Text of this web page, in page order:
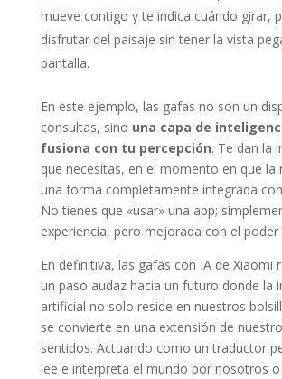
mueve contigo y te indica cuándo girar,
disfrutar del paisaje sin tener la vista
pantalla.
En este ejemplo, las gafas no son un
consultas, sino una capa de
fusiona con tu percepción. Te dan la
que necesitas, en el momento en que la
una forma completamente integrada
No tienes que «usar» una app;
experiencia, pero mejorada con el poder
En definitiva, las gafas con IA de Xiaomi
un paso audaz hacia un futuro donde la
artificial no solo reside en nuestros
se convierte en una extensión de
sentidos. Actuando como un traductor
lee e interpreta el mundo por nosotros